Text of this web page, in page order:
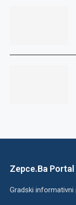
Zepce.Ba Portal
Gradski